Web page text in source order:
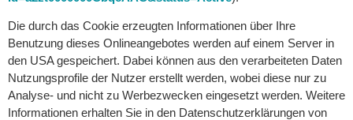
Die durch das Cookie erzeugten Informationen über Ihre
Benutzung dieses Onlineangebotes werden auf einem Server in
den USA gespeichert. Dabei können aus den verarbeiteten Daten
Nutzungsprofile der Nutzer erstellt werden, wobei diese nur zu
Analyse- und nicht zu Werbezwecken eingesetzt werden. Weitere
Informationen erhalten Sie in den Datenschutzerklärungen von